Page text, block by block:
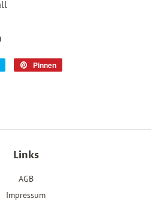
Pinnen
Links
AGB
Impressum